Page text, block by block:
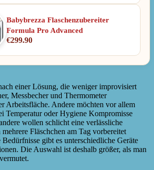
Babybrezza Flaschenzubereiter
Formula Pro Advanced
€299.90
einer Lösung, die weniger improvisiert
Messbecher und Thermometer
Arbeitsfläche. Andere möchten vor allem
Temperatur oder Hygiene Kompromisse
wollen schlicht eine verlässliche
Fläschchen am Tag vorbereitet
gibt es unterschiedliche Geräte
Die Auswahl ist deshalb größer, als man